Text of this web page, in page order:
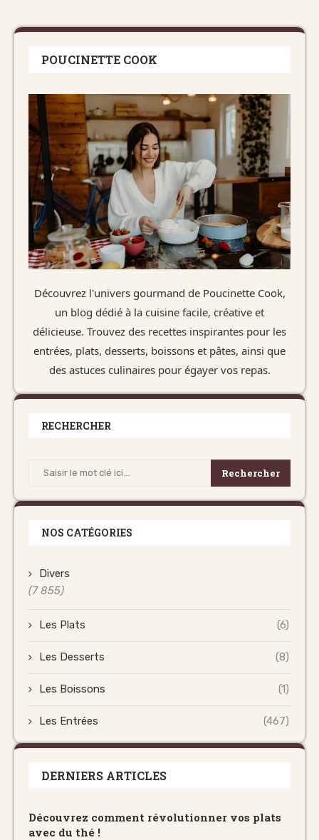
POUCINETTE COOK
Découvrez l'univers gourmand de Poucinette Cook,
un blog dédié à la cuisine facile, créative et
délicieuse. Trouvez des recettes inspirantes pour les
entrées, plats, desserts, boissons et pâtes, ainsi que
des astuces culinaires pour égayer vos repas.
RECHERCHER
Rechercher
NOS CATÉGORIES
Divers
(7 855)
Les Plats (6)
Les Desserts (8)
Les Boissons (1)
Les Entrées (467)
DERNIERS ARTICLES
Découvrez comment révolutionner vos plats
avec du thé !